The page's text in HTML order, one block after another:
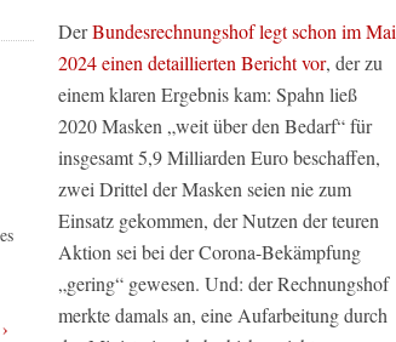
DerBundesrechnungshof legt schon im Mai
2024 einen detaillierten Bericht vor, der zu
einem klaren Ergebnis kam: Spahn ließ
2020 Masken „weit über den Bedarf“ für
insgesamt 5,9 Milliarden Euro beschaffen,
zwei Drittel der Masken seien nie zum
Einsatz gekommen, der Nutzen der teuren
Aktion sei bei der Corona-Bekämpfung
„gering“ gewesen. Und: der Rechnungshof
merkte damals an, eine Aufarbeitung durch